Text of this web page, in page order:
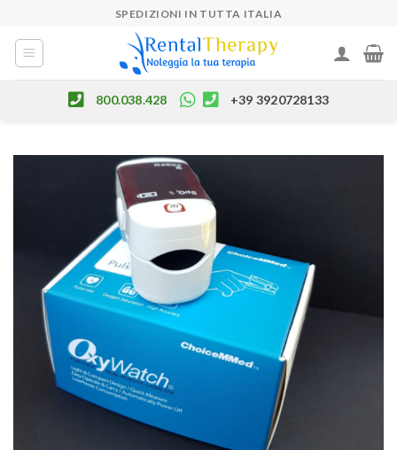
content
SPEDIZIONI IN TUTTA ITALIA
800.038.428 +39 3920728133